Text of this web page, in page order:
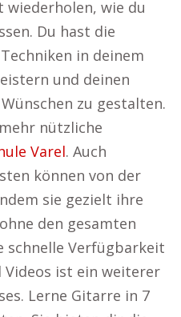
wie du
Du hast die
in deinem
und deinen
zu gestalten.
nützliche
Varel. Auch
können von der
sie gezielt ihre
den gesamten
schnelle Verfügbarkeit
Videos ist ein weiterer
Lerne Gitarre in 7